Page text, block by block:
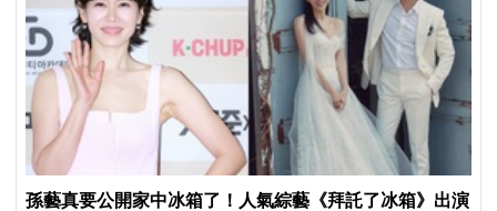
孫藝真要公開家中冰箱了！人氣綜藝《拜託了冰箱》出演